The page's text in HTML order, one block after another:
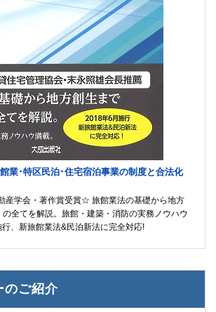
業･特区民泊･住宅宿泊事業の制度と合法化
産学会・著作賞受賞☆ 旅館業法の基礎から地方
全てを解説。旅館・建築・消防の実務ノウハウ
、新旅館業法&民泊新法に完全対応!
のご紹介